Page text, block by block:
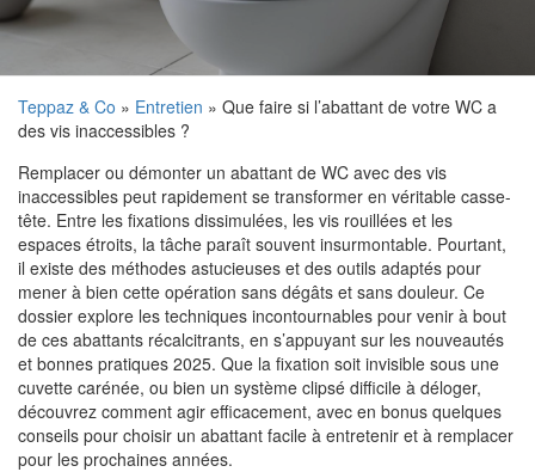
Teppaz & Co » Entretien » Que faire si l’abattant de votre WC a
des vis inaccessibles ?
Remplacer ou démonter un abattant de WC avec des vis
inaccessibles peut rapidement se transformer en véritable casse-
tête. Entre les fixations dissimulées, les vis rouillées et les
espaces étroits, la tâche paraît souvent insurmontable. Pourtant,
il existe des méthodes astucieuses et des outils adaptés pour
mener à bien cette opération sans dégâts et sans douleur. Ce
dossier explore les techniques incontournables pour venir à bout
de ces abattants récalcitrants, en s’appuyant sur les nouveautés
et bonnes pratiques 2025. Que la fixation soit invisible sous une
cuvette carénée, ou bien un système clipsé difficile à déloger,
découvrez comment agir efficacement, avec en bonus quelques
conseils pour choisir un abattant facile à entretenir et à remplacer
pour les prochaines années.